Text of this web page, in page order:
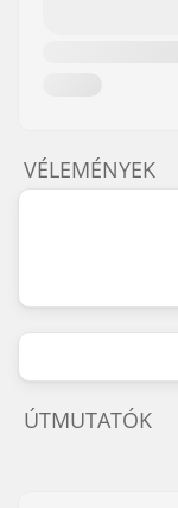
VÉLEMÉNYEK
ÚTMUTATÓK